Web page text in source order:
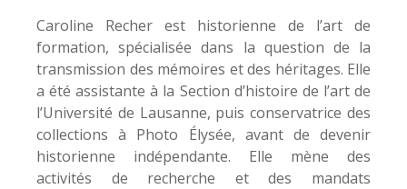
Caroline Recher est historienne de l’art de
formation, spécialisée dans la question de la
transmission des mémoires et des héritages. Elle
a été assistante à la Section d’histoire de l’art de
l’Université de Lausanne, puis conservatrice des
collections à Photo Élysée, avant de devenir
historienne indépendante. Elle mène des
activités de recherche et des mandats